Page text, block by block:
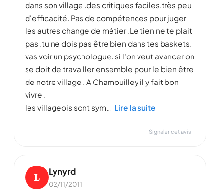
dans son village .des critiques faciles.très peu
d'efficacité. Pas de compétences pour juger
les autres change de métier .Le tien ne te plait
pas .tu ne dois pas être bien dans tes baskets.
vas voir un psychologue. si l'on veut avancer on
se doit de travailler ensemble pour le bien être
de notre village . A Chamouilley il y fait bon
vivre .
les villageois sont sym… Lire la suite
Signaler cet avis
L Lynyrd
02/11/2011